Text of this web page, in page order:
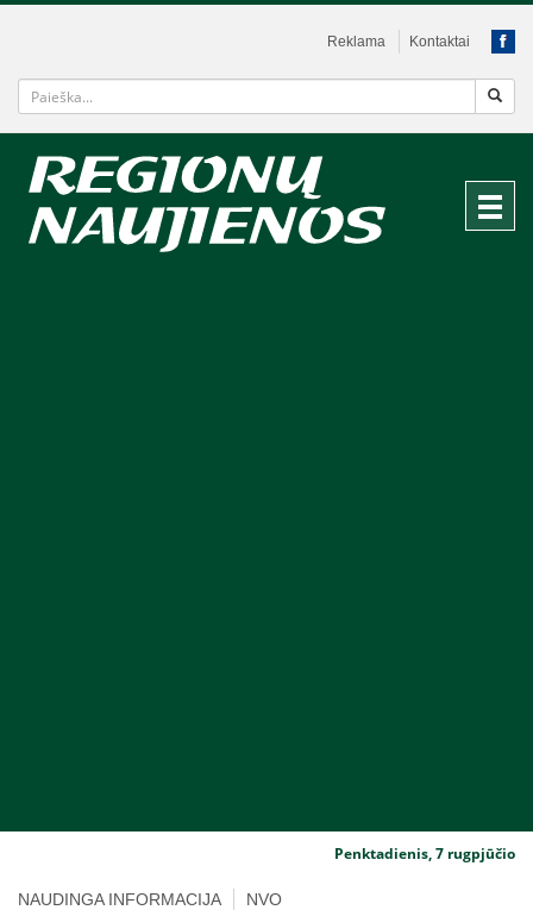
Reklama Kontaktai
Penktadienis, 7 rugpjūčio
NAUDINGA INFORMACIJA NVO